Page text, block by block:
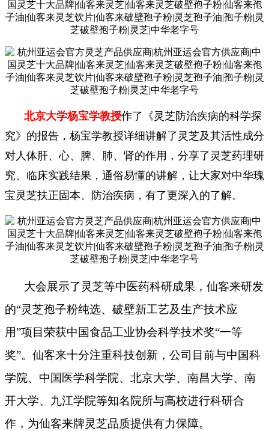
北京大学杨宝学教授作了《灵芝防治疾病的科学探
究》的报告，杨宝学教授详细讲解了灵芝及其活性成分
对人体肝、心、脾、肺、肾的作用，分享了灵芝药理研
究、临床实践结果，通俗易懂的讲解，让大家对中华瑰
宝灵芝扶正固本、防治疾病，有了更深入的了解。
大会展示了灵芝等中医药科研成果，仙客来研发
的“灵芝孢子粉纯选、破壁新工艺及生产技术应
用”项目荣获中国食品工业协会科学技术奖“一等
奖”。仙客来十分注重科技创新，公司目前与中国科
学院、中国医学科学院、北京大学、南昌大学、南
开大学、九江学院等知名院所与高校进行科研合
作，为仙客来牌灵芝品质提供有力保障。